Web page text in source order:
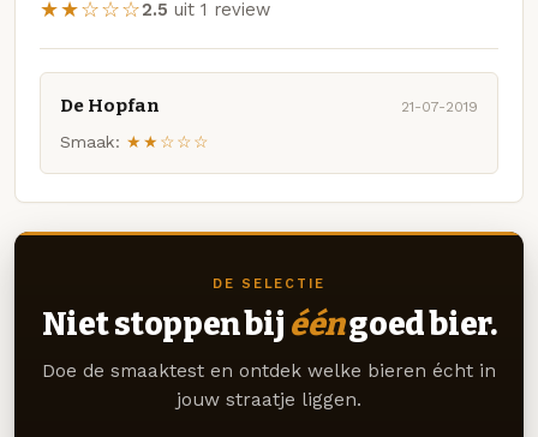
★★☆☆☆2.5 uit 1 review
De Hopfan 21-07-2019
Smaak: ★★☆☆☆
DE SELECTIE
Niet stoppen bij ééngoed bier.
Doe de smaaktest en ontdek welke bieren écht in
jouw straatje liggen.